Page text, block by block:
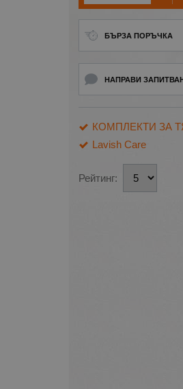
БЪРЗА ПОРЪЧКА
НАПРАВИ
КОМПЛЕКТИ ЗА
Lavish Care
Рейтинг: